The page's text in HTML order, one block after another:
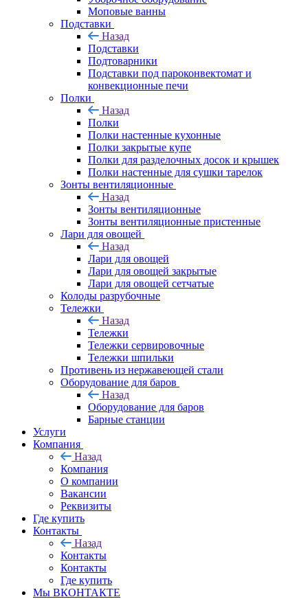
Моповые ванны
Подставки
Назад
Подставки
Подтоварники
Подставки под пароконвектомат и
конвекционные печи
Полки
Назад
Полки
Полки настенные кухонные
Полки закрытые купе
Полки для разделочных досок и крышек
Полки настенные для сушки тарелок
Зонты вентиляционные
Назад
Зонты вентиляционные
Зонты вентиляционные пристенные
Лари для овощей
Назад
Лари для овощей
Лари для овощей закрытые
Лари для овощей сетчатые
Колоды разрубочные
Тележки
Назад
Тележки
Тележки сервировочные
Тележки шпильки
Противень из нержавеющей стали
Оборудование для баров
Назад
Оборудование для баров
Барные станции
Услуги
Компания
Назад
Компания
О компании
Вакансии
Реквизиты
Где купить
Контакты
Назад
Контакты
Контакты
Где купить
Мы ВКОНТАКТЕ